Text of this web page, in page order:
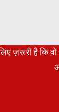
ज़रूरी है कि